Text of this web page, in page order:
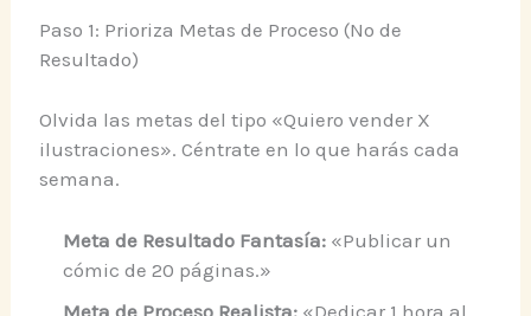
Paso 1: Prioriza Metas de Proceso (No de
Resultado)
Olvida las metas del tipo «Quiero vender X
ilustraciones». Céntrate en lo que harás cada
semana.
Meta de Resultado Fantasía: «Publicar un
cómic de 20 páginas.»
Meta de Proceso Realista: «Dedicar 1 hora al